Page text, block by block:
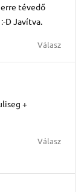
erre tévedő
D Javítva.
Válasz
+
Válasz